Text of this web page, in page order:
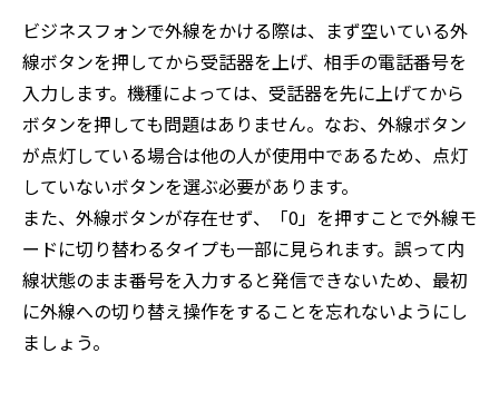
ビジネスフォンで外線をかける際は、まず空いている外
線ボタンを押してから受話器を上げ、相手の電話番号を
入力します。機種によっては、受話器を先に上げてから
ボタンを押しても問題はありません。なお、外線ボタン
が点灯している場合は他の人が使用中であるため、点灯
していないボタンを選ぶ必要があります。
また、外線ボタンが存在せず、「0」を押すことで外線モ
ードに切り替わるタイプも一部に見られます。誤って内
線状態のまま番号を入力すると発信できないため、最初
に外線への切り替え操作をすることを忘れないようにし
ましょう。